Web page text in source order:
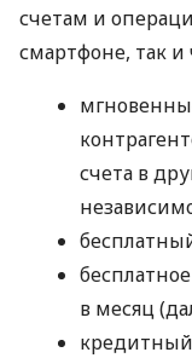
счетам и
смартфоне, так и
счета в
в месяц